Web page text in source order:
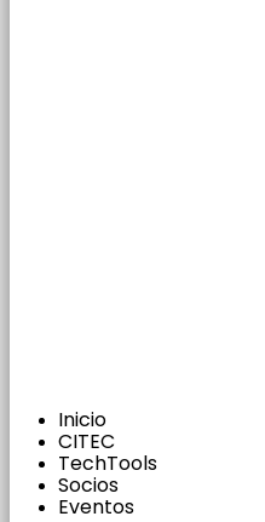
Inicio
CITEC
TechTools
Socios
Eventos